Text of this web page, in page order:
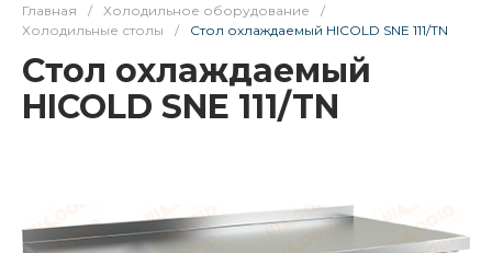
Главная / Холодильное оборудование
/
Холодильные столы
/ Стол охлаждаемый HICOLD SNE 111/TN
Стол охлаждаемый
HICOLD SNE 111/TN